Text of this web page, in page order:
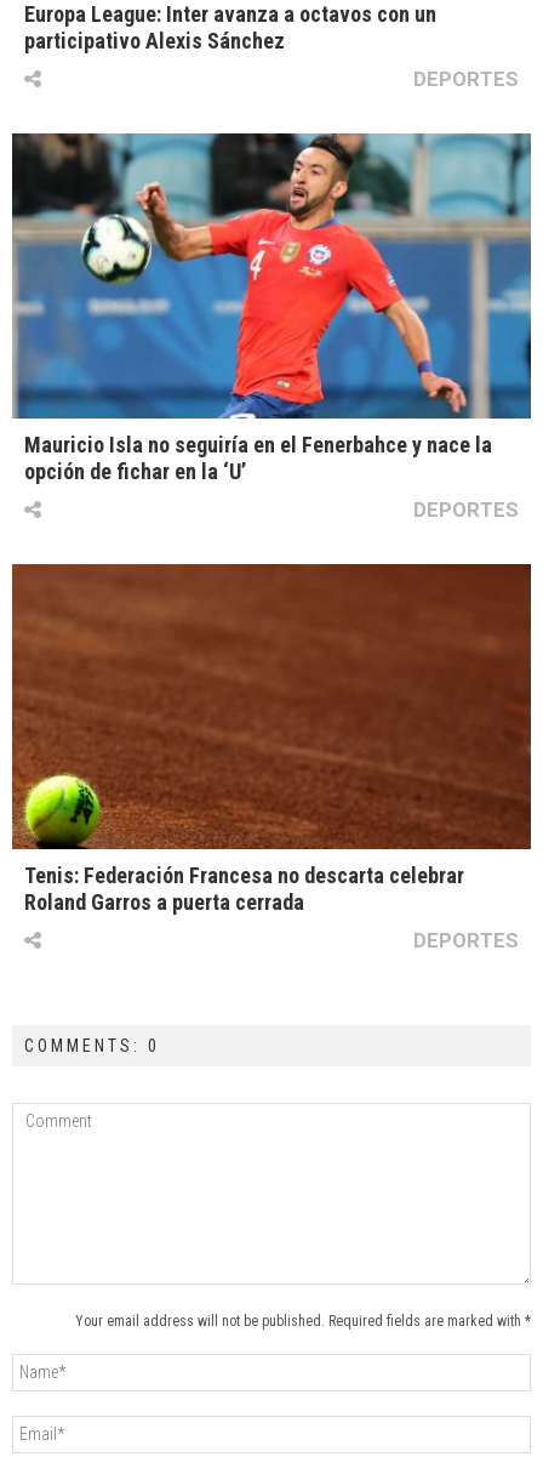
Europa League: Inter avanza a octavos con un
participativo Alexis Sánchez
DEPORTES
Mauricio Isla no seguiría en el Fenerbahce y nace la
opción de fichar en la ‘U’
DEPORTES
Tenis: Federación Francesa no descarta celebrar
Roland Garros a puerta cerrada
DEPORTES
COMMENTS: 0
Your email address will not be published. Required fields are marked with *